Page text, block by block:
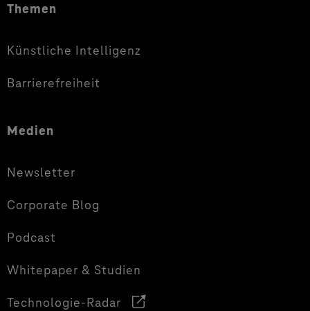
Themen
Künstliche Intelligenz
Barrierefreiheit
Medien
Newsletter
Corporate Blog
Podcast
Whitepaper & Studien
Technologie-Radar